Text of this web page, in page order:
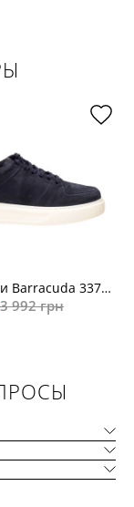
Кроссовки Barracuda 3371син
992 грн